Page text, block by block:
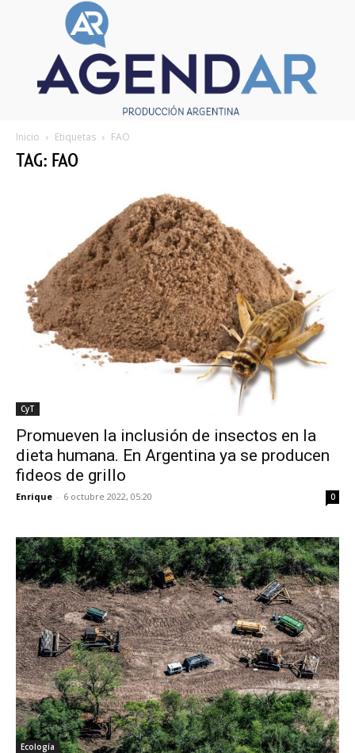
Inicio Etiquetas FAO
TAG: FAO
CyT
Promueven la inclusión de insectos en la
dieta humana. En Argentina ya se producen
fideos de grillo
Enrique - 6 octubre 2022, 05:20 0
Ecología